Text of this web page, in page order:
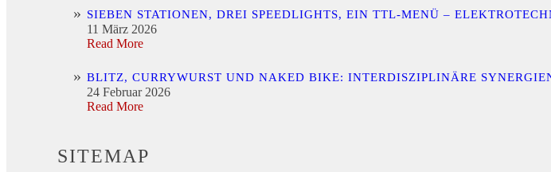
SIEBEN STATIONEN, DREI SPEEDLIGHTS, EIN TTL-MENÜ –
11 März 2026
Read More
BLITZ, CURRYWURST UND NAKED BIKE: INTERDISZIPLINÄRE
24 Februar 2026
Read More
SITEMAP